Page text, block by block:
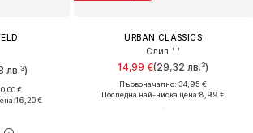
лв.³)
€
16,20 €
URBAN CLASSICS
Слип ' '
14,99 €(29,32 лв.³)
Първоначално: 34,95 €
Последна най-ниска цена:8,99 €